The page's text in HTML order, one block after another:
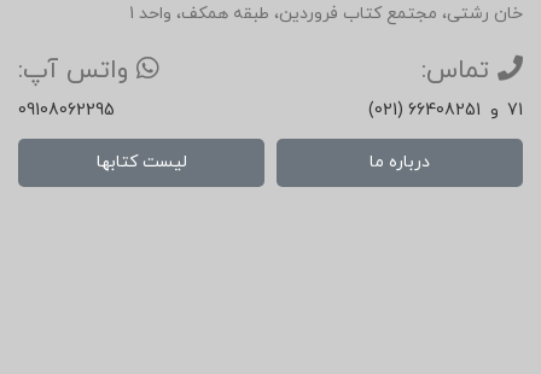
خان رشتی، مجتمع کتاب فروردین، طبقه همکف، واحد 1
تماس:
(021) 66408251 و 71
واتس آپ:
09108062295
درباره ما لیست کتابها